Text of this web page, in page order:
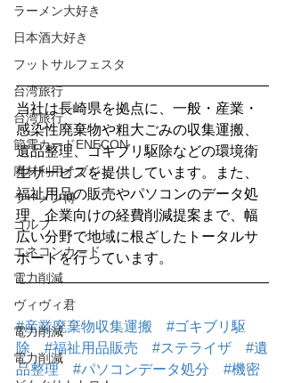
ラーメン大好き
日本酒大好き
フットサルフェスタ
台湾旅行
台湾旅行
節電カードENECON
廃材利用オブジェ
ラーメン博
ゴルフ
エネコンカード
電力削減
ヴィヴィ君
電力削減
電力削減
当社は長崎県を拠点に、一般・産業・
感染性廃棄物や粗大ごみの収集運搬、
遺品整理、ゴキブリ駆除などの環境衛
生サービスを提供しています。また、
福祉用品の販売やパソコンのデータ処
理、企業向けの経費削減提案まで、幅
広い分野で地域に根ざしたトータルサ
ポートを行っています。
#産業廃棄物収集運搬
#ゴキブリ駆
除
#福祉用品販売 #ステライザ
#遺
品整理
#パソコンデータ処分
#機密